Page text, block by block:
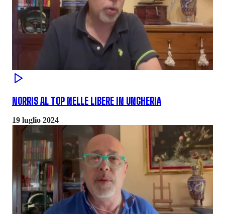
NORRIS AL TOP NELLE LIBERE IN UNGHERIA
19 luglio 2024